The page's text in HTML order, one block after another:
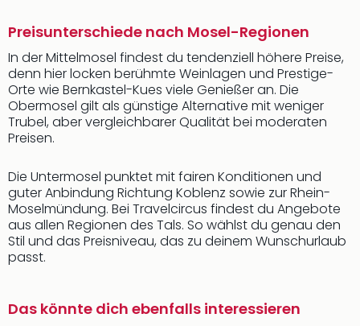
Preisunterschiede nach Mosel-Regionen
In der Mittelmosel findest du tendenziell höhere Preise,
denn hier locken berühmte Weinlagen und Prestige-
Orte wie Bernkastel-Kues viele Genießer an. Die
Obermosel gilt als günstige Alternative mit weniger
Trubel, aber vergleichbarer Qualität bei moderaten
Preisen.
Die Untermosel punktet mit fairen Konditionen und
guter Anbindung Richtung Koblenz sowie zur Rhein-
Moselmündung. Bei Travelcircus findest du Angebote
aus allen Regionen des Tals. So wählst du genau den
Stil und das Preisniveau, das zu deinem Wunschurlaub
passt.
Das könnte dich ebenfalls interessieren